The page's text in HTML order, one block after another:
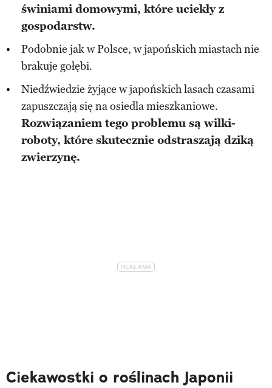
świniami domowymi, które uciekły z
gospodarstw.
Podobnie jak w Polsce, w japońskich miastach nie
brakuje gołębi.
Niedźwiedzie żyjące w japońskich lasach czasami
zapuszczają się na osiedla mieszkaniowe.
Rozwiązaniem tego problemu są wilki-
roboty, które skutecznie odstraszają dziką
zwierzynę.
Ciekawostki o roślinach Japonii